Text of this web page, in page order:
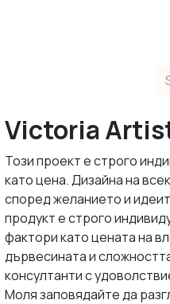
Victoria
Този проект е строго
като цена. Дизайна на
според желанието и
продукт е строго
фактори като цената на
дървесината и
консултанти с
Моля заповядайте да